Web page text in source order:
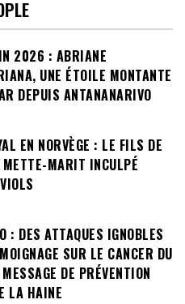
2026 : ABRIANE
UNE ÉTOILE MONTANTE
DEPUIS ANTANANARIVO
EN NORVÈGE : LE FILS DE
MARIT INCULPÉ
: DES ATTAQUES IGNOBLES
SUR LE CANCER DU
DE PRÉVENTION
LA HAINE